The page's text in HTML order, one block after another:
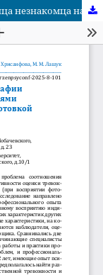
Оценка тревожности по фотографии лица незнакомца наблюдателями с разной профессиональной подготовкой